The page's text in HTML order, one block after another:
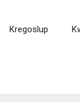
Kregoslup